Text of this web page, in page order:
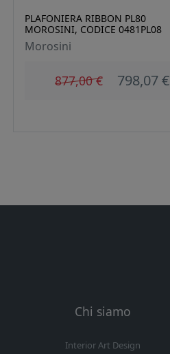
PLAFONIERA RIBBON PL80
MOROSINI, CODICE 0481PL08
Morosini
877,00 € 798,07 €
Chi siamo
Interior Art Design